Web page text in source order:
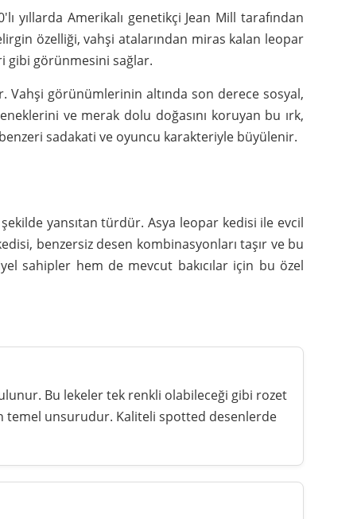
yıllarda Amerikalı genetikçi Jean Mill tarafından
özelliği, vahşi atalarından miras kalan leopar
gibi görünmesini sağlar.
Vahşi görünümlerinin altında son derece sosyal,
ve merak dolu doğasını koruyan bu ırk,
sadakati ve oyuncu karakteriyle büyülenir.
yansıtan türdür. Asya leopar kedisi ile evcil
benzersiz desen kombinasyonları taşır ve bu
sahipler hem de mevcut bakıcılar için bu özel
Bu lekeler tek renkli olabileceği gibi rozet
temel unsurudur. Kaliteli spotted desenlerde